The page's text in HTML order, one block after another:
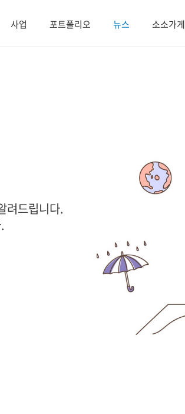
사업 포트폴리오 뉴스 소소가게
려드립니다.